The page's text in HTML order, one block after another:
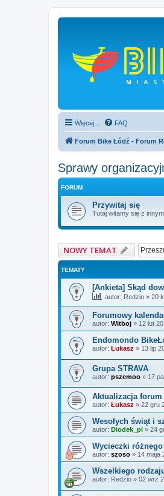
Więcej… FAQ
Forum Bike Łódź - Forum
Sprawy
FORUM
Przywitaj się
Tutaj witamy się z
NOWY TEMAT
TEMATY
[Ankieta] Skąd
autor: Redzio » 20
Forumowy
autor: Witboj » 12 lut
Endomondo
autor: Łukasz » 13 lip
Grupa STRAVA
autor: pszemoo » 17
Aktualizacja
autor: Łukasz » 22 gru
Wesołych świąt i
autor: Diodek_pl » 24
Wycieczki
autor: szoso » 14 maja
Wszelkiego
autor: Redzio » 02 wrz